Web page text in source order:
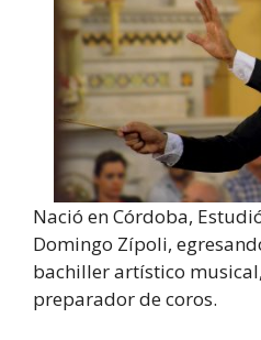
Nació en Córdoba,
Domingo Zípoli,
bachiller artístico
preparador de coros.